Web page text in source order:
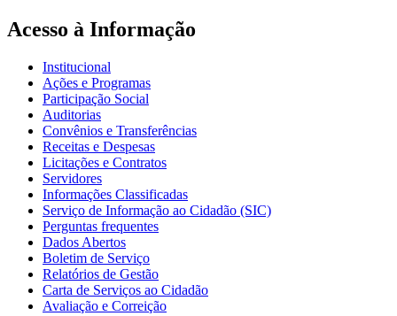
Acesso à Informação
Institucional
Ações e Programas
Participação Social
Auditorias
Convênios e Transferências
Receitas e Despesas
Licitações e Contratos
Servidores
Informações Classificadas
Serviço de Informação ao Cidadão (SIC)
Perguntas frequentes
Dados Abertos
Boletim de Serviço
Relatórios de Gestão
Carta de Serviços ao Cidadão
Avaliação e Correição